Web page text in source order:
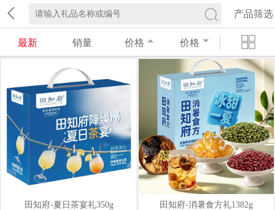
产品筛选
最新 销量 价格 价格
田知府-夏日茶宴礼350g 田知府-消暑食方礼1382g